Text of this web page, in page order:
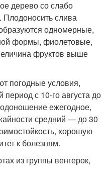
дерево со слабо
Плодоносить слива
одномерные,
формы, фиолетовые,
фруктов выше
погодные условия,
с 10-го августа до
ежегодное,
средний — до 30
хорошую
к болезням.
из группы венгерок,